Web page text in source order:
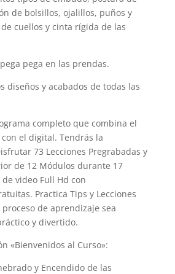
de bolsillos, ojalillos, puños y
cuellos y cinta rígida de las
pega en las prendas.
diseños y acabados de todas las
completo que combina el
el digital. Tendrás la
73 Lecciones Pregrabadas y
de 12 Módulos durante 17
video Full Hd con
Practica Tips y Lecciones
de aprendizaje sea
y divertido.
«Bienvenidos al Curso»:
y Encendido de las